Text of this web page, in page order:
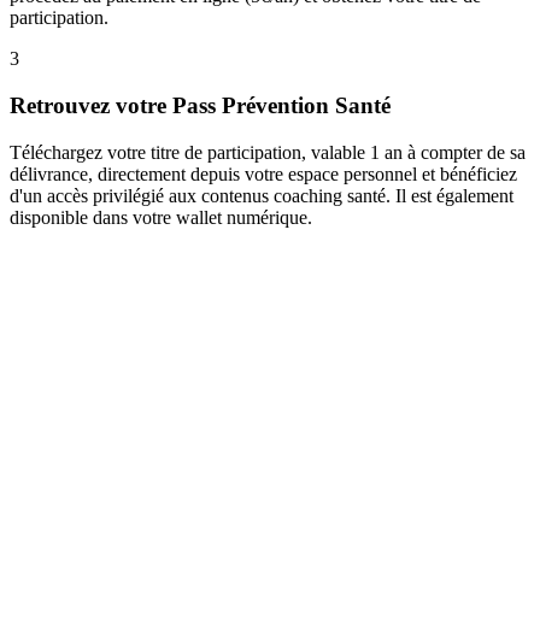
participation.
3
Retrouvez votre Pass Prévention Santé
Téléchargez votre titre de participation, valable 1 an à compter de sa
délivrance, directement depuis votre espace personnel et bénéficiez
d'un accès privilégié aux contenus coaching santé. Il est également
disponible dans votre wallet numérique.